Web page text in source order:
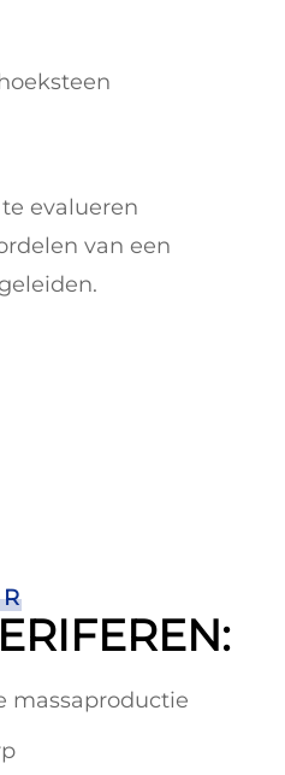
evalueren
van een
massaproductie